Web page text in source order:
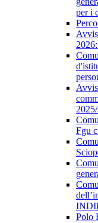
per i
Fgu
Polo